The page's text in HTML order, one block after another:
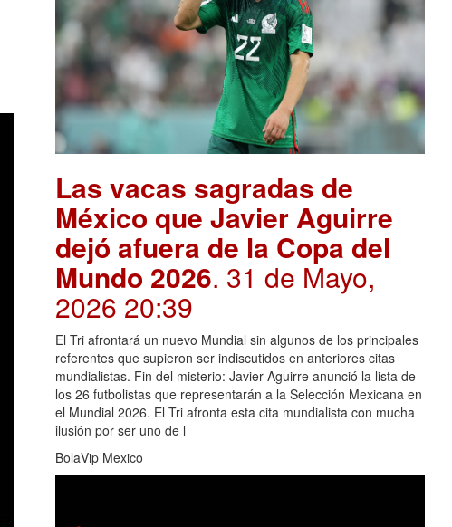
Las vacas sagradas de
México que Javier Aguirre
dejó afuera de la Copa del
Mundo 2026. 31 de Mayo,
2026 20:39
El Tri afrontará un nuevo Mundial sin algunos de los principales
referentes que supieron ser indiscutidos en anteriores citas
mundialistas. Fin del misterio: Javier Aguirre anunció la lista de
los 26 futbolistas que representarán a la Selección Mexicana en
el Mundial 2026. El Tri afronta esta cita mundialista con mucha
ilusión por ser uno de l
BolaVip Mexico